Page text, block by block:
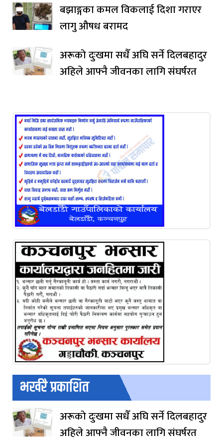
बझाङ्गका कमल विकलाई दिशा गराएर
लागु औषध बरामद
अरूको दुःखमा सधैँ अघि सर्ने दिलबहादुर
अहिले आफ्नै जीवनका लागि संघर्षरत
भर्खरै प्रकाशित
अरूको दुःखमा सधैँ अघि सर्ने दिलबहादुर
अहिले आफ्नै जीवनका लागि संघर्षरत